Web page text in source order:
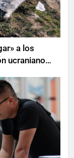
a los
ucraniano